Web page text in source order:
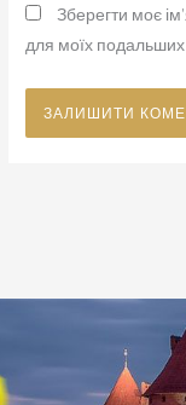
Зберегти моє
для моїх подальших